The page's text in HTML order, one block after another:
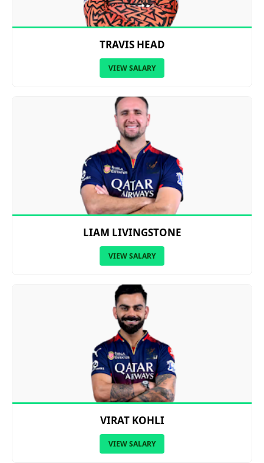
TRAVIS HEAD
VIEW SALARY
LIAM LIVINGSTONE
VIEW SALARY
VIRAT KOHLI
VIEW SALARY